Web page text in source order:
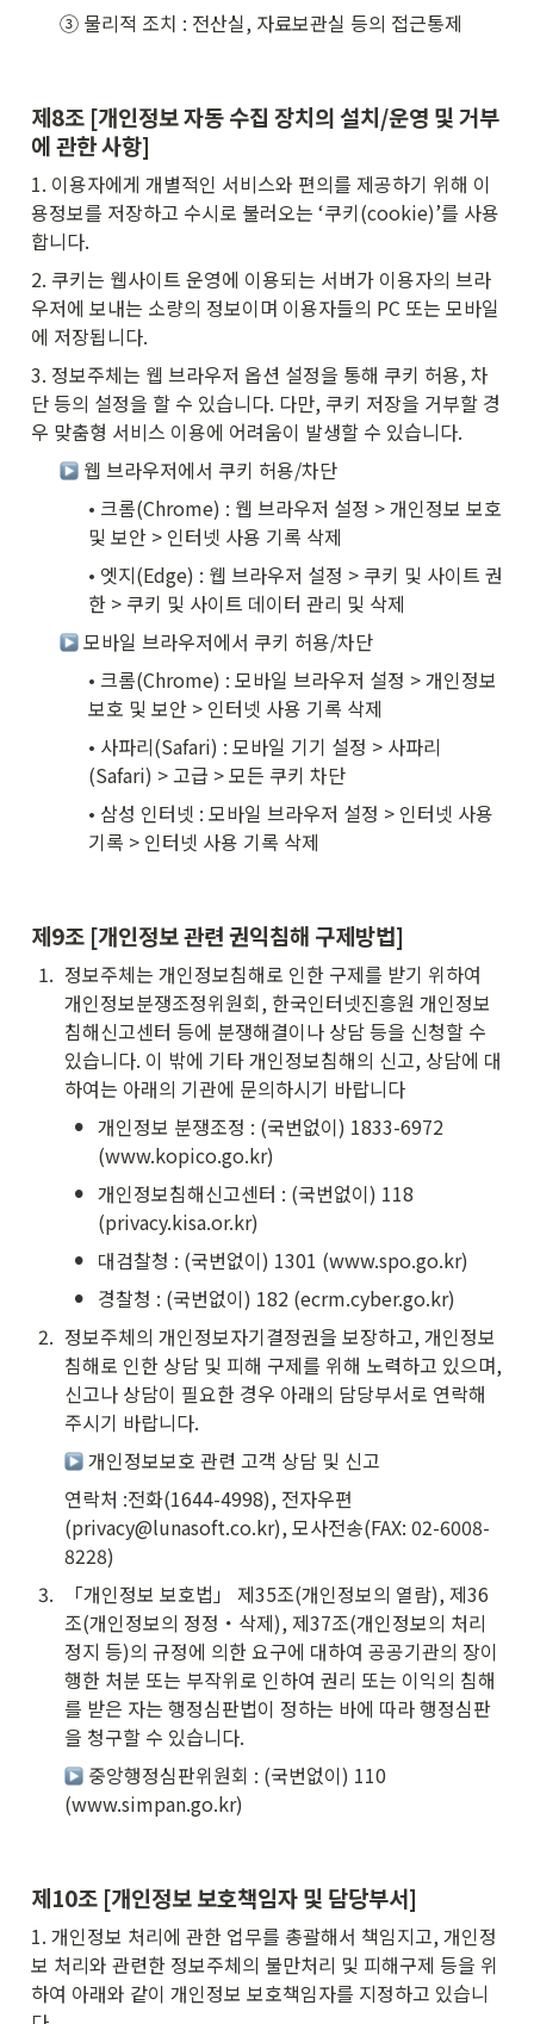
③ 물리적 조치 : 전산실, 자료보관실 등의 접근통제
제8조 [개인정보 자동 수집 장치의 설치/운영 및 거부
에 관한 사항]
1. 이용자에게 개별적인 서비스와 편의를 제공하기 위해 이
용정보를 저장하고 수시로 불러오는 ‘쿠키(cookie)’를 사용
합니다.
2. 쿠키는 웹사이트 운영에 이용되는 서버가 이용자의 브라
우저에 보내는 소량의 정보이며 이용자들의 PC 또는 모바일
에 저장됩니다.
3. 정보주체는 웹 브라우저 옵션 설정을 통해 쿠키 허용, 차
단 등의 설정을 할 수 있습니다. 다만, 쿠키 저장을 거부할 경
우 맞춤형 서비스 이용에 어려움이 발생할 수 있습니다.
웹 브라우저에서 쿠키 허용/차단
• 크롬(Chrome) : 웹 브라우저 설정 > 개인정보 보호
및 보안 > 인터넷 사용 기록 삭제
• 엣지(Edge) : 웹 브라우저 설정 > 쿠키 및 사이트 권
한 > 쿠키 및 사이트 데이터 관리 및 삭제
모바일 브라우저에서 쿠키 허용/차단
• 크롬(Chrome) : 모바일 브라우저 설정 > 개인정보
보호 및 보안 > 인터넷 사용 기록 삭제
• 사파리(Safari) : 모바일 기기 설정 > 사파리
(Safari) > 고급 > 모든 쿠키 차단
• 삼성 인터넷 : 모바일 브라우저 설정 > 인터넷 사용
기록 > 인터넷 사용 기록 삭제
제9조 [개인정보 관련 권익침해 구제방법]
1. 정보주체는 개인정보침해로 인한 구제를 받기 위하여
개인정보분쟁조정위원회, 한국인터넷진흥원 개인정보
침해신고센터 등에 분쟁해결이나 상담 등을 신청할 수
있습니다. 이 밖에 기타 개인정보침해의 신고, 상담에 대
하여는 아래의 기관에 문의하시기 바랍니다
• 개인정보 분쟁조정 : (국번없이) 1833-6972
(www.kopico.go.kr)
• 개인정보침해신고센터 : (국번없이) 118
(privacy.kisa.or.kr)
• 대검찰청 : (국번없이) 1301 (www.spo.go.kr)
• 경찰청 : (국번없이) 182 (ecrm.cyber.go.kr)
2. 정보주체의 개인정보자기결정권을 보장하고, 개인정보
침해로 인한 상담 및 피해 구제를 위해 노력하고 있으며,
신고나 상담이 필요한 경우 아래의 담당부서로 연락해
주시기 바랍니다.
개인정보보호 관련 고객 상담 및 신고
연락처 :전화(1644-4998), 전자우편
(privacy@lunasoft.co.kr), 모사전송(FAX: 02-6008-
8228)
3.
「개인정보 보호법」 제35조(개인정보의 열람), 제36
조(개인정보의 정정・삭제), 제37조(개인정보의 처리
정지 등)의 규정에 의한 요구에 대하여 공공기관의 장이
행한 처분 또는 부작위로 인하여 권리 또는 이익의 침해
를 받은 자는 행정심판법이 정하는 바에 따라 행정심판
을 청구할 수 있습니다.
중앙행정심판위원회 : (국번없이) 110
(www.simpan.go.kr)
제10조 [개인정보 보호책임자 및 담당부서]
1. 개인정보 처리에 관한 업무를 총괄해서 책임지고, 개인정
보 처리와 관련한 정보주체의 불만처리 및 피해구제 등을 위
하여 아래와 같이 개인정보 보호책임자를 지정하고 있습니